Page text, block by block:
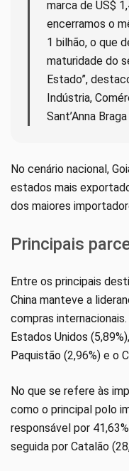
marca de US$
encerramos o
1 bilhão, o que
maturidade do
Estado”,
Indústria,
Sant’Anna
No cenário nacional,
estados mais
dos maiores
Principais
Entre os principais
China manteve a
compras
Estados Unidos
Paquistão (2,96%) e o
No que se refere às
como o principal polo
responsável por
seguida por Catalão